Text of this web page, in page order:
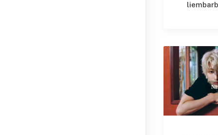
Tháng 8
Tags
Brad Pitt
Cha Eun Woo